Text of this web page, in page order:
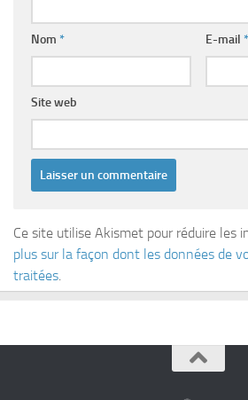
Nom * E-mail *
Site web
Ce site utilise Akismet pour réduire les
plus sur la façon dont les données de
traitées.